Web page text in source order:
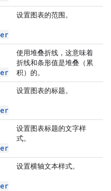
设置图表的范围。
使用堆叠折线，这意味着
折线和条形值是堆叠（累
积）的。
设置图表的标题。
设置图表标题的文字样
式。
设置横轴文本样式。